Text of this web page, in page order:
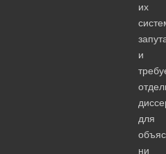
их
и
для
ни